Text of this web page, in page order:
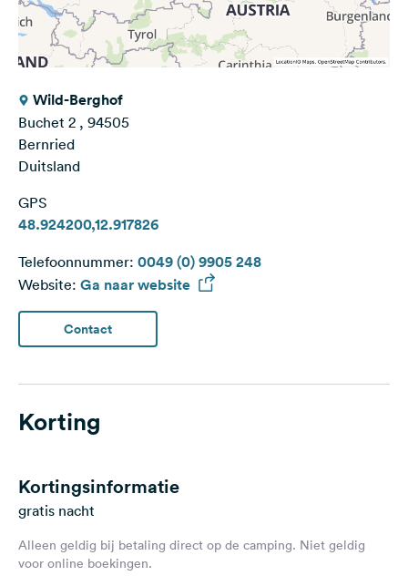
Wild-Berghof
Buchet 2 , 94505
Bernried
Duitsland
GPS
48.924200,12.917826
Telefoonnummer: 0049 (0) 9905 248
Website: Ga naar website
Contact
Korting
Kortingsinformatie
gratis nacht
Alleen geldig bij betaling direct op de camping. Niet geldig
voor online boekingen.